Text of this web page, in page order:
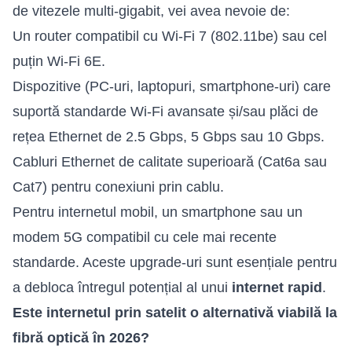
de vitezele multi-gigabit, vei avea nevoie de:
Un router compatibil cu Wi-Fi 7 (802.11be) sau cel
puțin Wi-Fi 6E.
Dispozitive (PC-uri, laptopuri, smartphone-uri) care
suportă standarde Wi-Fi avansate și/sau plăci de
rețea Ethernet de 2.5 Gbps, 5 Gbps sau 10 Gbps.
Cabluri Ethernet de calitate superioară (Cat6a sau
Cat7) pentru conexiuni prin cablu.
Pentru internetul mobil, un smartphone sau un
modem 5G compatibil cu cele mai recente
standarde. Aceste upgrade-uri sunt esențiale pentru
a debloca întregul potențial al unui internet rapid .
Este internetul prin satelit o alternativă viabilă la
fibră optică în 2026?